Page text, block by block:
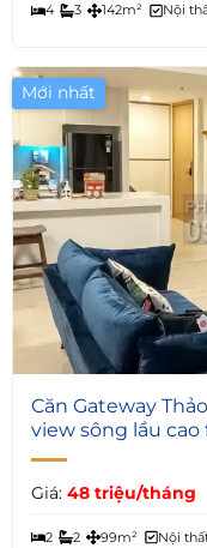
4 3 142m² Nội
Mới nhất
6
Căn Gateway
view sông lầu
Giá: 48 triệu/tháng
2 2 99m² Nội